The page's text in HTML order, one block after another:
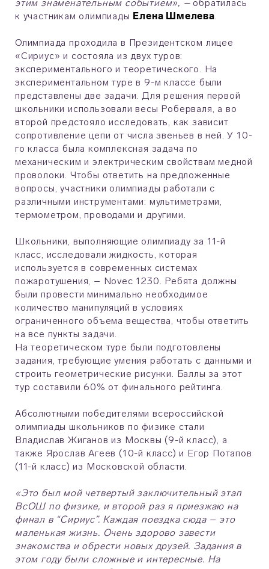
этим знаменательным событием», –обратилась
к участникам олимпиады Елена Шмелева.
Олимпиада проходила в Президентском лицее
«Сириус» и состояла из двух туров:
экспериментального и теоретического. На
экспериментальном туре в 9-м классе были
представлены две задачи. Для решения первой
школьники использовали весы Роберваля, а во
второй предстояло исследовать, как зависит
сопротивление цепи от числа звеньев в ней. У 10-
го класса была комплексная задача по
механическим и электрическим свойствам медной
проволоки. Чтобы ответить на предложенные
вопросы, участники олимпиады работали с
различными инструментами: мультиметрами,
термометром, проводами и другими.
Школьники, выполняющие олимпиаду за 11-й
класс, исследовали жидкость, которая
используется в современных системах
пожаротушения, – Novec 1230. Ребята должны
были провести минимально необходимое
количество манипуляций в условиях
ограниченного объема вещества, чтобы ответить
на все пункты задачи.
На теоретическом туре были подготовлены
задания, требующие умения работать с данными и
строить геометрические рисунки. Баллы за этот
тур составили 60% от финального рейтинга.
Абсолютными победителями всероссийской
олимпиады школьников по физике стали
Владислав Жиганов из Москвы (9-й класс), а
также Ярослав Агеев (10-й класс) и Егор Потапов
(11-й класс) из Московской области.
«Это был мой четвертый заключительный этап
ВсОШ по физике, и второй раз я приезжаю на
финал в “Сириус”. Каждая поездка сюда – это
маленькая жизнь. Очень здорово завести
знакомства и обрести новых друзей. Задания в
этом году были сложные и интересные. На